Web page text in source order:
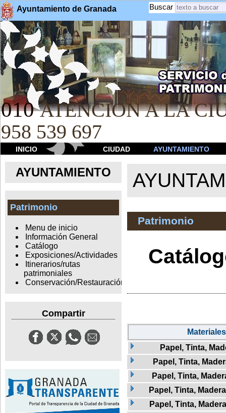
Ayuntamiento de Granada Buscar
010 ATENCION A LA
958 539 697
INICIO CIUDAD AYUNTAMIENTO
AYUNTAMIENTO
Patrimonio
Menu de inicio
Información General
Catálogo
Exposiciones/Actividades
Itinerarios/rutas
patrimoniales
Conservación/Restauración
Compartir
Patrimonio
Materiales
Papel, Tinta,
Papel, Tinta,
Papel, Tinta,
Papel, Tinta,
Papel, Tinta,